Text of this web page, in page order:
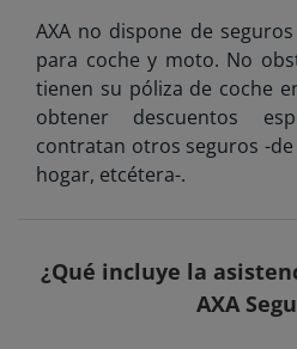
AXA no dispone de
para coche y moto. No
tienen su póliza de coche
obtener descuentos
contratan otros seguros -
hogar, etcétera-.
¿Qué incluye la
AXA